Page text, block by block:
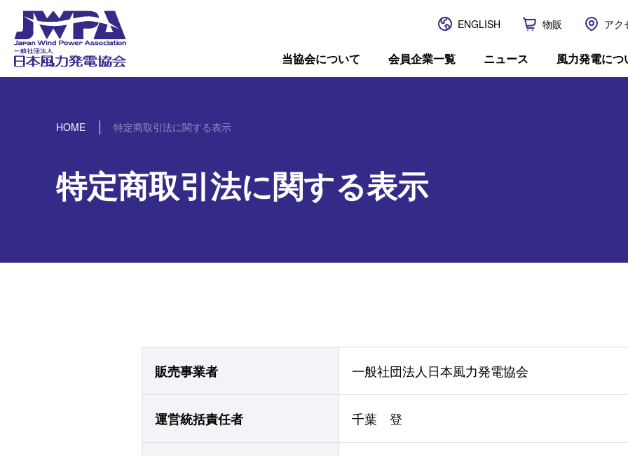
ENGLISH 物販 アク
当協会について 会員企業一覧 ニュース 風力発電につ
HOME 特定商取引法に関する表示
特定商取引法に関する表示
販売事業者 一般社団法人日本風力発電協会
運営統括責任者 千葉 登